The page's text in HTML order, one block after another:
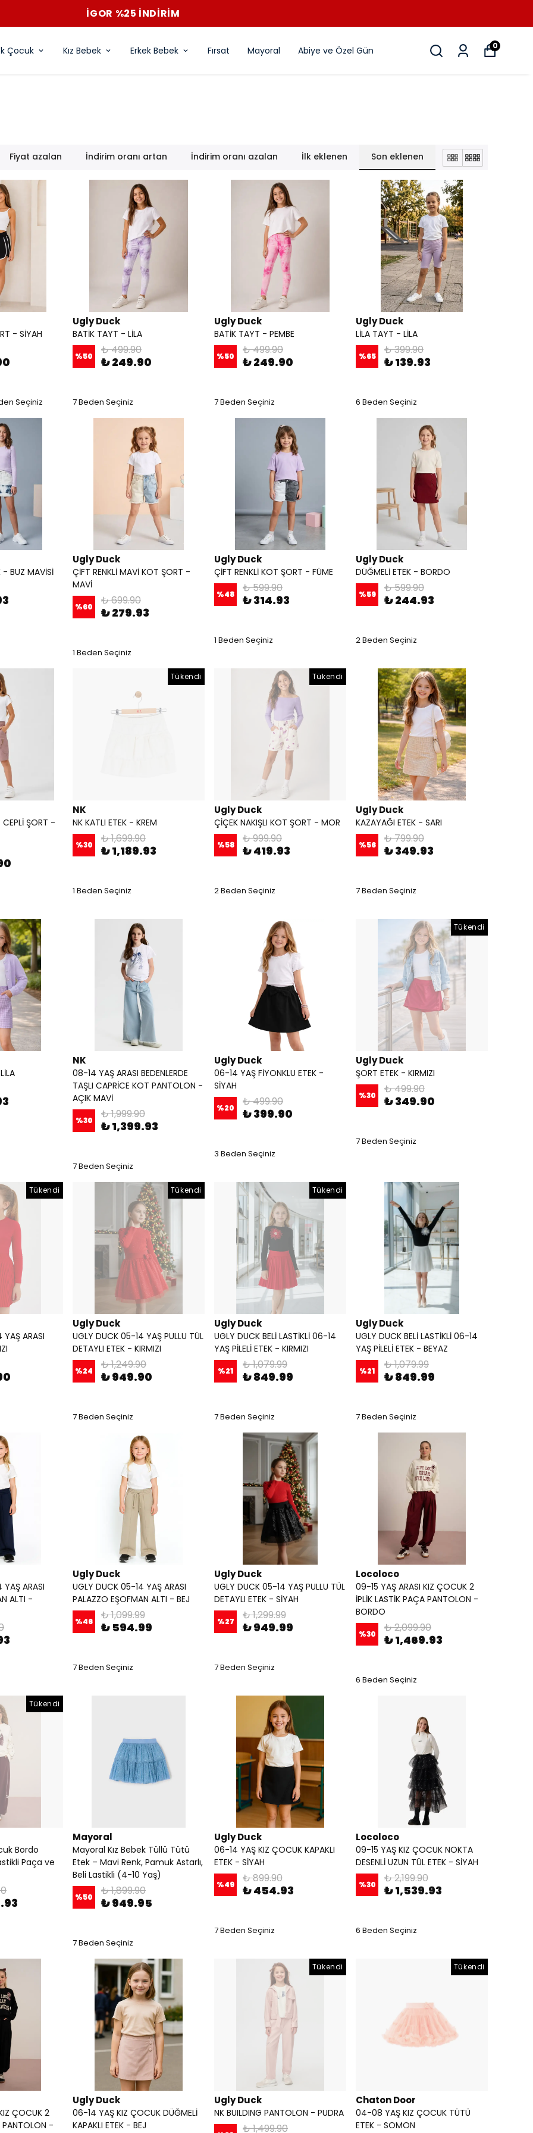
İGOR %25 İNDİRİM
Çocuk Kız Bebek Erkek Bebek Fırsat Mayoral Abiye ve Özel Gün 0
Fiyat azalan İndirim oranı artan İndirim oranı azalan İlk eklenen Son eklenen
- SİYAH
Seçiniz
Ugly Duck
BATİK TAYT - LİLA
%50 ₺ 499.90
₺ 249.90
7 Beden Seçiniz
Ugly Duck
BATİK TAYT - PEMBE
%50 ₺ 499.90
₺ 249.90
7 Beden Seçiniz
Ugly Duck
LİLA TAYT - LİLA
%65 ₺ 399.90
₺ 139.93
6 Beden Seçiniz
- BUZ MAVİSİ
Ugly Duck
ÇİFT RENKLİ MAVİ KOT ŞORT -
MAVİ
%60 ₺ 699.90
₺ 279.93
1 Beden Seçiniz
Ugly Duck
ÇİFT RENKLİ KOT ŞORT - FÜME
%48 ₺ 599.90
₺ 314.93
1 Beden Seçiniz
Ugly Duck
DÜĞMELİ ETEK - BORDO
%59 ₺ 599.90
₺ 244.93
2 Beden Seçiniz
CEPLİ ŞORT -
Tükendi
NK
NK KATLI ETEK - KREM
%30 ₺ 1,699.90
₺ 1,189.93
1 Beden Seçiniz
Tükendi
Ugly Duck
ÇİÇEK NAKIŞLI KOT ŞORT - MOR
%58 ₺ 999.90
₺ 419.93
2 Beden Seçiniz
Ugly Duck
KAZAYAĞI ETEK - SARI
%56 ₺ 799.90
₺ 349.93
7 Beden Seçiniz
NK
08-14 YAŞ ARASI BEDENLERDE
TAŞLI CAPRİCE KOT PANTOLON -
AÇIK MAVİ
%30 ₺ 1,999.90
₺ 1,399.93
7 Beden Seçiniz
Ugly Duck
06-14 YAŞ FİYONKLU ETEK -
SİYAH
%20 ₺ 499.90
₺ 399.90
3 Beden Seçiniz
Tükendi
Ugly Duck
ŞORT ETEK - KIRMIZI
%30 ₺ 499.90
₺ 349.90
7 Beden Seçiniz
Tükendi
ARASI
Tükendi
Ugly Duck
UGLY DUCK 05-14 YAŞ PULLU TÜL
DETAYLI ETEK - KIRMIZI
%24 ₺ 1,249.90
₺ 949.90
7 Beden Seçiniz
Tükendi
Ugly Duck
UGLY DUCK BELİ LASTİKLİ 06-14
YAŞ PİLELİ ETEK - KIRMIZI
%21 ₺ 1,079.99
₺ 849.99
7 Beden Seçiniz
Ugly Duck
UGLY DUCK BELİ LASTİKLİ 06-14
YAŞ PİLELİ ETEK - BEYAZ
%21 ₺ 1,079.99
₺ 849.99
7 Beden Seçiniz
ARASI
ALTI -
Ugly Duck
UGLY DUCK 05-14 YAŞ ARASI
PALAZZO EŞOFMAN ALTI - BEJ
%46 ₺ 1,099.99
₺ 594.99
7 Beden Seçiniz
Ugly Duck
UGLY DUCK 05-14 YAŞ PULLU TÜL
DETAYLI ETEK - SİYAH
%27 ₺ 1,299.99
₺ 949.99
7 Beden Seçiniz
Locoloco
09-15 YAŞ ARASI KIZ ÇOCUK 2
İPLİK LASTİK PAÇA PANTOLON -
BORDO
%30 ₺ 2,099.90
₺ 1,469.93
6 Beden Seçiniz
Tükendi
Bordo
Paça ve
Mayoral
Mayoral Kız Bebek Tüllü Tütü
Etek – Mavi Renk, Pamuk Astarlı,
Beli Lastikli (4-10 Yaş)
%50 ₺ 1,899.90
₺ 949.95
7 Beden Seçiniz
Ugly Duck
06-14 YAŞ KIZ ÇOCUK KAPAKLI
ETEK - SİYAH
%49 ₺ 899.90
₺ 454.93
7 Beden Seçiniz
Locoloco
09-15 YAŞ KIZ ÇOCUK NOKTA
DESENLİ UZUN TÜL ETEK - SİYAH
%30 ₺ 2,199.90
₺ 1,539.93
6 Beden Seçiniz
ÇOCUK 2
PANTOLON -
Ugly Duck
06-14 YAŞ KIZ ÇOCUK DÜĞMELİ
KAPAKLI ETEK - BEJ
Tükendi
Ugly Duck
NK BUILDING PANTOLON - PUDRA
₺ 1,499.90
Tükendi
Chaton Door
04-08 YAŞ KIZ ÇOCUK TÜTÜ
ETEK - SOMON